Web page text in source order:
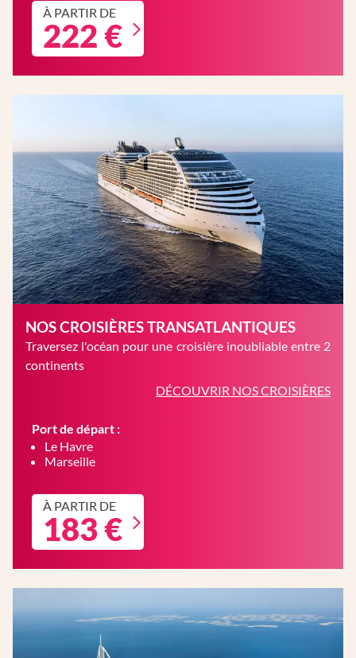
À PARTIR DE
222 €
NOS CROISIÈRES TRANSATLANTIQUES
Traversez l'océan pour une croisière inoubliable entre 2
continents
DÉCOUVRIR NOS CROISIÈRES
Port de départ :
Le Havre
Marseille
À PARTIR DE
183 €